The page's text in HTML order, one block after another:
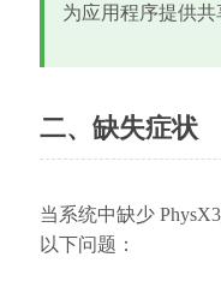
为应用程序提供共
二、缺失症状
当系统中缺少
以下问题：